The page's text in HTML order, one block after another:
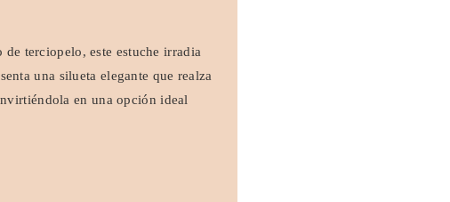
terciopelo, este estuche irradia
una silueta elegante que realza
en una opción ideal